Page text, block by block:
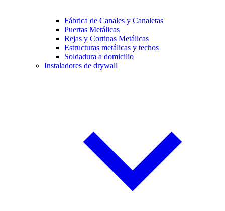
Fábrica de Canales y Canaletas
Puertas Metálicas
Rejas y Cortinas Metálicas
Estructuras metálicas y techos
Soldadura a domicilio
Instaladores de drywall